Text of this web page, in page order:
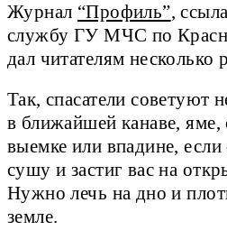
Журнал “Профиль”,
службу ГУ МЧС по
дал читателям несколько
Так, спасатели советуют
в ближайшей канаве, яме,
выемке или впадине,
сушу и застиг вас на
Нужно лечь на дно и
земле.